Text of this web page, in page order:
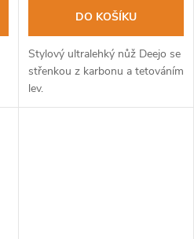
DO KOŠÍKU
Stylový ultralehký nůž Deejo se
střenkou z karbonu a tetováním
lev.